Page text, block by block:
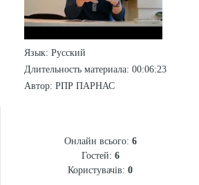
Язык: Русский
Длительность материала: 00:06:23
Автор: РПР ПАРНАС
Онлайн всього: 6
Гостей: 6
Користувачів: 0